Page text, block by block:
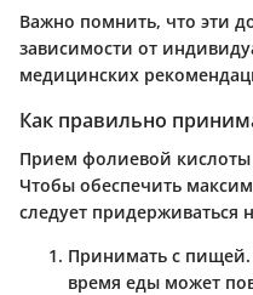
Важно помнить, что эти
зависимости от
медицинских
Как правильно
Прием фолиевой кислоты
Чтобы обеспечить
следует придерживаться
Принимать с пищей
время еды может